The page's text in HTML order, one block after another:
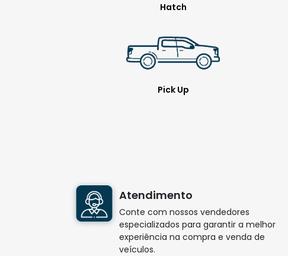
Hatch
Pick Up
Atendimento
Conte com nossos vendedores
especializados para garantir a melhor
experiência na compra e venda de
veículos.